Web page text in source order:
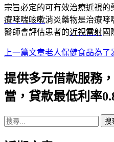
宗旨必定的可有效治療近視的
療哮喘咳嗽消炎藥物是治療哮
醫師會評估患者的近視雷射國
文
章
導
列
上一篇文章老人保健食品為了
提供多元借款服務
當，貸款最低利率
搜